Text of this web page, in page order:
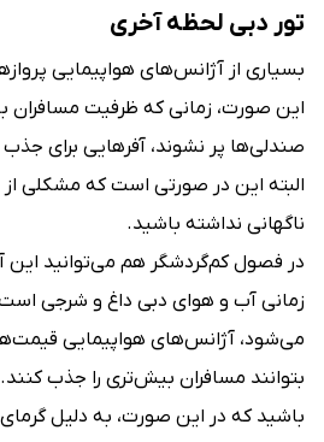
تور دبی لحظه آخری
بسیاری از آژانس‌های هواپیمایی
این صورت، زمانی که ظرفیت
صندلی‌ها پر نشوند، آفرهایی برای
البته این در صورتی است که مشکلی از
ناگهانی نداشته باشید.
در فصول کم‌گردشگر هم می‌توانید این
زمانی آب و هوای دبی داغ و شرجی است
می‌شود، آژانس‌های هواپیمایی قیمت‌ها
بتوانند مسافران بیش‌تری را جذب کنند.
باشید که در این صورت، به دلیل گرمای